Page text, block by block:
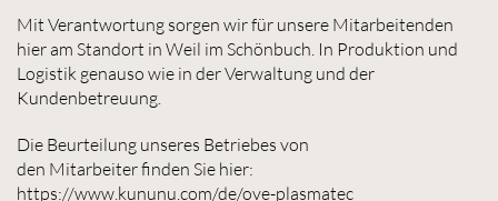
Mit Verantwortung sorgen wir für unsere Mitarbeitenden
hier am Standort in Weil im Schönbuch. In Produktion und
Logistik genauso wie in der Verwaltung und der
Kundenbetreuung.
Die Beurteilung unseres Betriebes von
den Mitarbeiter finden Sie hier:
https://www.kununu.com/de/ove-plasmatec